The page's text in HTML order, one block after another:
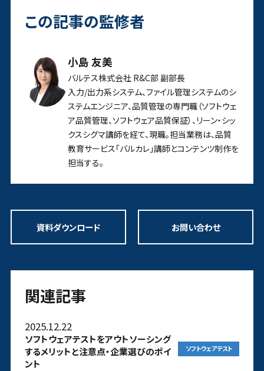
この記事の監修者
小島 友美
バルテス株式会社 R&C部 副部長
入力/出力系システム、ファイル管理システムのシ
ステムエンジニア、品質管理の専門職（ソフトウェ
ア品質管理、ソフトウェア品質保証）、リーン・シッ
クスシグマ講師を経て、現職。担当業務は、品質
教育サービス「バルカレ」講師とコンテンツ制作を
担当する。
資料ダウンロード お問い合わせ
関連記事
2025.12.22
ソフトウェアテストをアウトソーシング
するメリットと注意点・企業選びのポイ
ント
ソフトウェアテスト